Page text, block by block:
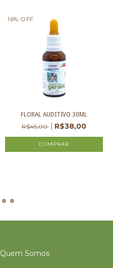
16% OFF
FLORAL AUDITIVO 30ML
R$45,00 R$38,00
Quem Somos